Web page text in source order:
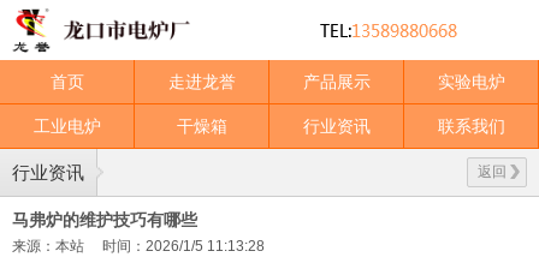
首页 走进龙誉 产品展示 实验电炉
工业电炉 干燥箱 行业资讯 联系我们
行业资讯 返回
马弗炉的维护技巧有哪些
来源：本站 时间：2026/1/5 11:13:28